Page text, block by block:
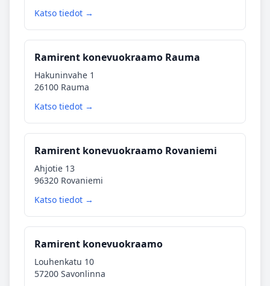
Katso tiedot →
Ramirent konevuokraamo Rauma
Hakuninvahe 1
26100 Rauma
Katso tiedot →
Ramirent konevuokraamo Rovaniemi
Ahjotie 13
96320 Rovaniemi
Katso tiedot →
Ramirent konevuokraamo
Louhenkatu 10
57200 Savonlinna